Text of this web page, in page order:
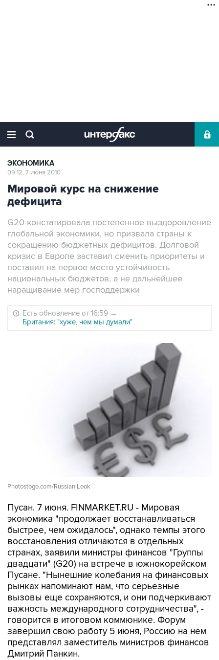
ЭКОНОМИКА
09:12, 7 июня 2010
Мировой курс на снижение
дефицита
G20 констатировала постепенное выздоровление
глобальной экономики, но призвала страны к
сокращению бюджетных дефицитов. Долговой
кризис в Европе заставил сменить приоритеты и
поставил на первое место устойчивость
национальных бюджетов, а не дальнейшее
наращивание мер господдержки
Есть обновление от 16:59 →
Британия: "хуже, чем мы думали"
Photostogo.com/Russian Look
Пусан. 7 июня. FINMARKET.RU - Мировая
экономика "продолжает восстанавливаться
быстрее, чем ожидалось", однако темпы этого
восстановления отличаются в отдельных
странах, заявили министры финансов "Группы
двадцати" (G20) на встрече в южнокорейском
Пусане. "Нынешние колебания на финансовых
рынках напоминают нам, что серьезные
вызовы еще сохраняются, и они подчеркивают
важность международного сотрудничества", -
говорится в итоговом коммюнике. Форум
завершил свою работу 5 июня, Россию на нем
представлял заместитель министров финансов
Дмитрий Панкин.